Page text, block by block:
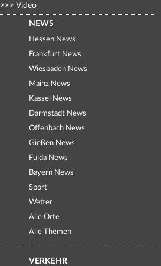
>>> Video
NEWS
Hessen News
Frankfurt News
Wiesbaden News
Mainz News
Kassel News
Darmstadt News
Offenbach News
Gießen News
Fulda News
Bayern News
Sport
Wetter
Alle Orte
Alle Themen
VERKEHR